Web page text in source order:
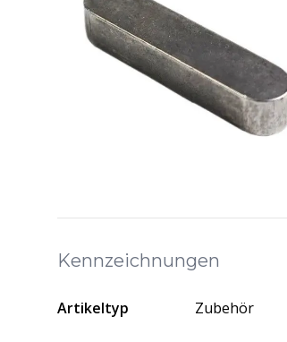
Kennzeichnungen
Artikeltyp Zubehör